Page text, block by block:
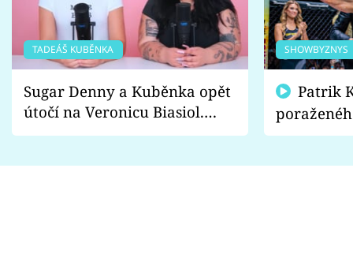
TADEÁŠ KUBĚNKA
Sugar Denny a Kuběnka opět
útočí na Veronicu Biasiol.
Proč je podle nich falešná a
SHOWBYZNYS
fanoušci